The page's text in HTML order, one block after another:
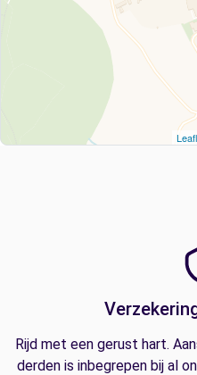
Rijd met een gerust hart.
derden is inbegrepen bij al